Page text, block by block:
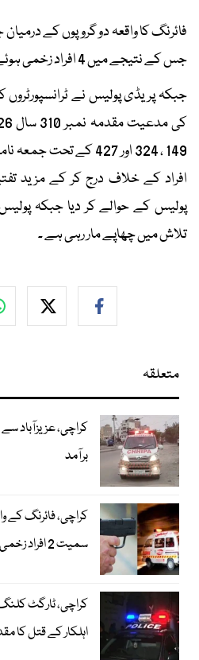
فائرنگ کا واقعہ دو گروپوں کے
جس کے نتیجے میں 4 افراد زخمی ہوئے۔
149 ، 324 اور 427 کے
افراد کے خلاف درج کر کے مزید
پولیس کے حوالے کر دیا جبکہ
تلاش میں چھاپے مار رہی ہے ۔
متعلقہ
کراچی، عزیزآباد
برآمد
کراچی، فائرنگ کے
سمیت 2 افراد زخمی
کراچی، ٹارگٹ
اہلکار کے قتل کا